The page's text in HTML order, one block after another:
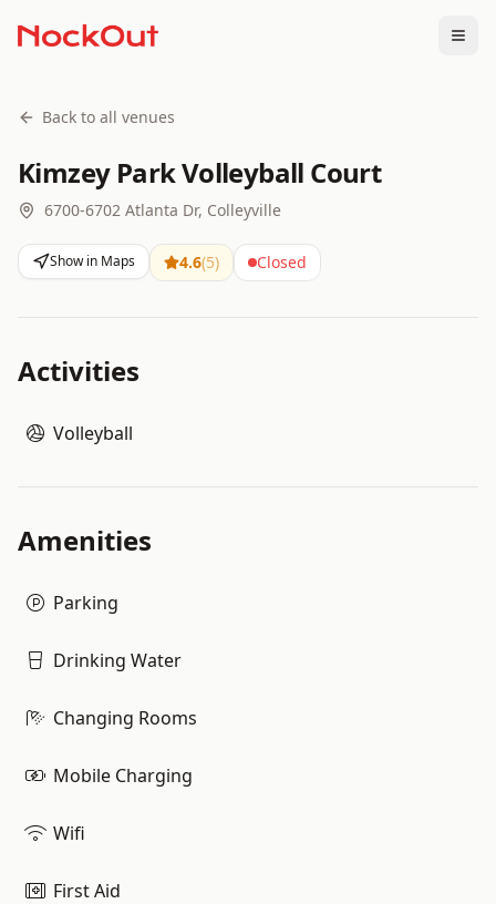
Back to all venues
Kimzey Park Volleyball Court
6700-6702 Atlanta Dr, Colleyville
Show in Maps 4.6(5) Closed
Activities
Volleyball
Amenities
Parking
Drinking Water
Changing Rooms
Mobile Charging
Wifi
First Aid